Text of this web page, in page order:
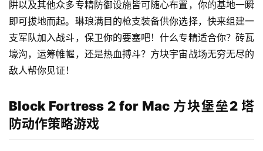
H
o
阱以及其他众多专精防御设施皆可随心布置，你的基地一瞬
即可拔地而起。琳琅满目的枪支装备供你选择，快来组建一
支军队加入战斗，保卫你的要塞吧！什么专精适合你？砖瓦
壕沟，运筹帷幄，还是热血搏斗？方块宇宙战场无穷无尽的
敌人帮你见证！
Block Fortress 2 for Mac 方块堡垒2 塔
防动作策略游戏